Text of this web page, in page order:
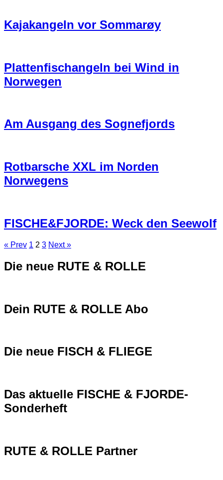
Kajakangeln vor Sommarøy
Plattenfischangeln bei Wind in
Norwegen
Am Ausgang des Sognefjords
Rotbarsche XXL im Norden
Norwegens
FISCHE&FJORDE: Weck den Seewolf
« Prev 1 2 3 Next »
Die neue RUTE & ROLLE
Dein RUTE & ROLLE Abo
Die neue FISCH & FLIEGE
Das aktuelle FISCHE & FJORDE-
Sonderheft
RUTE & ROLLE Partner